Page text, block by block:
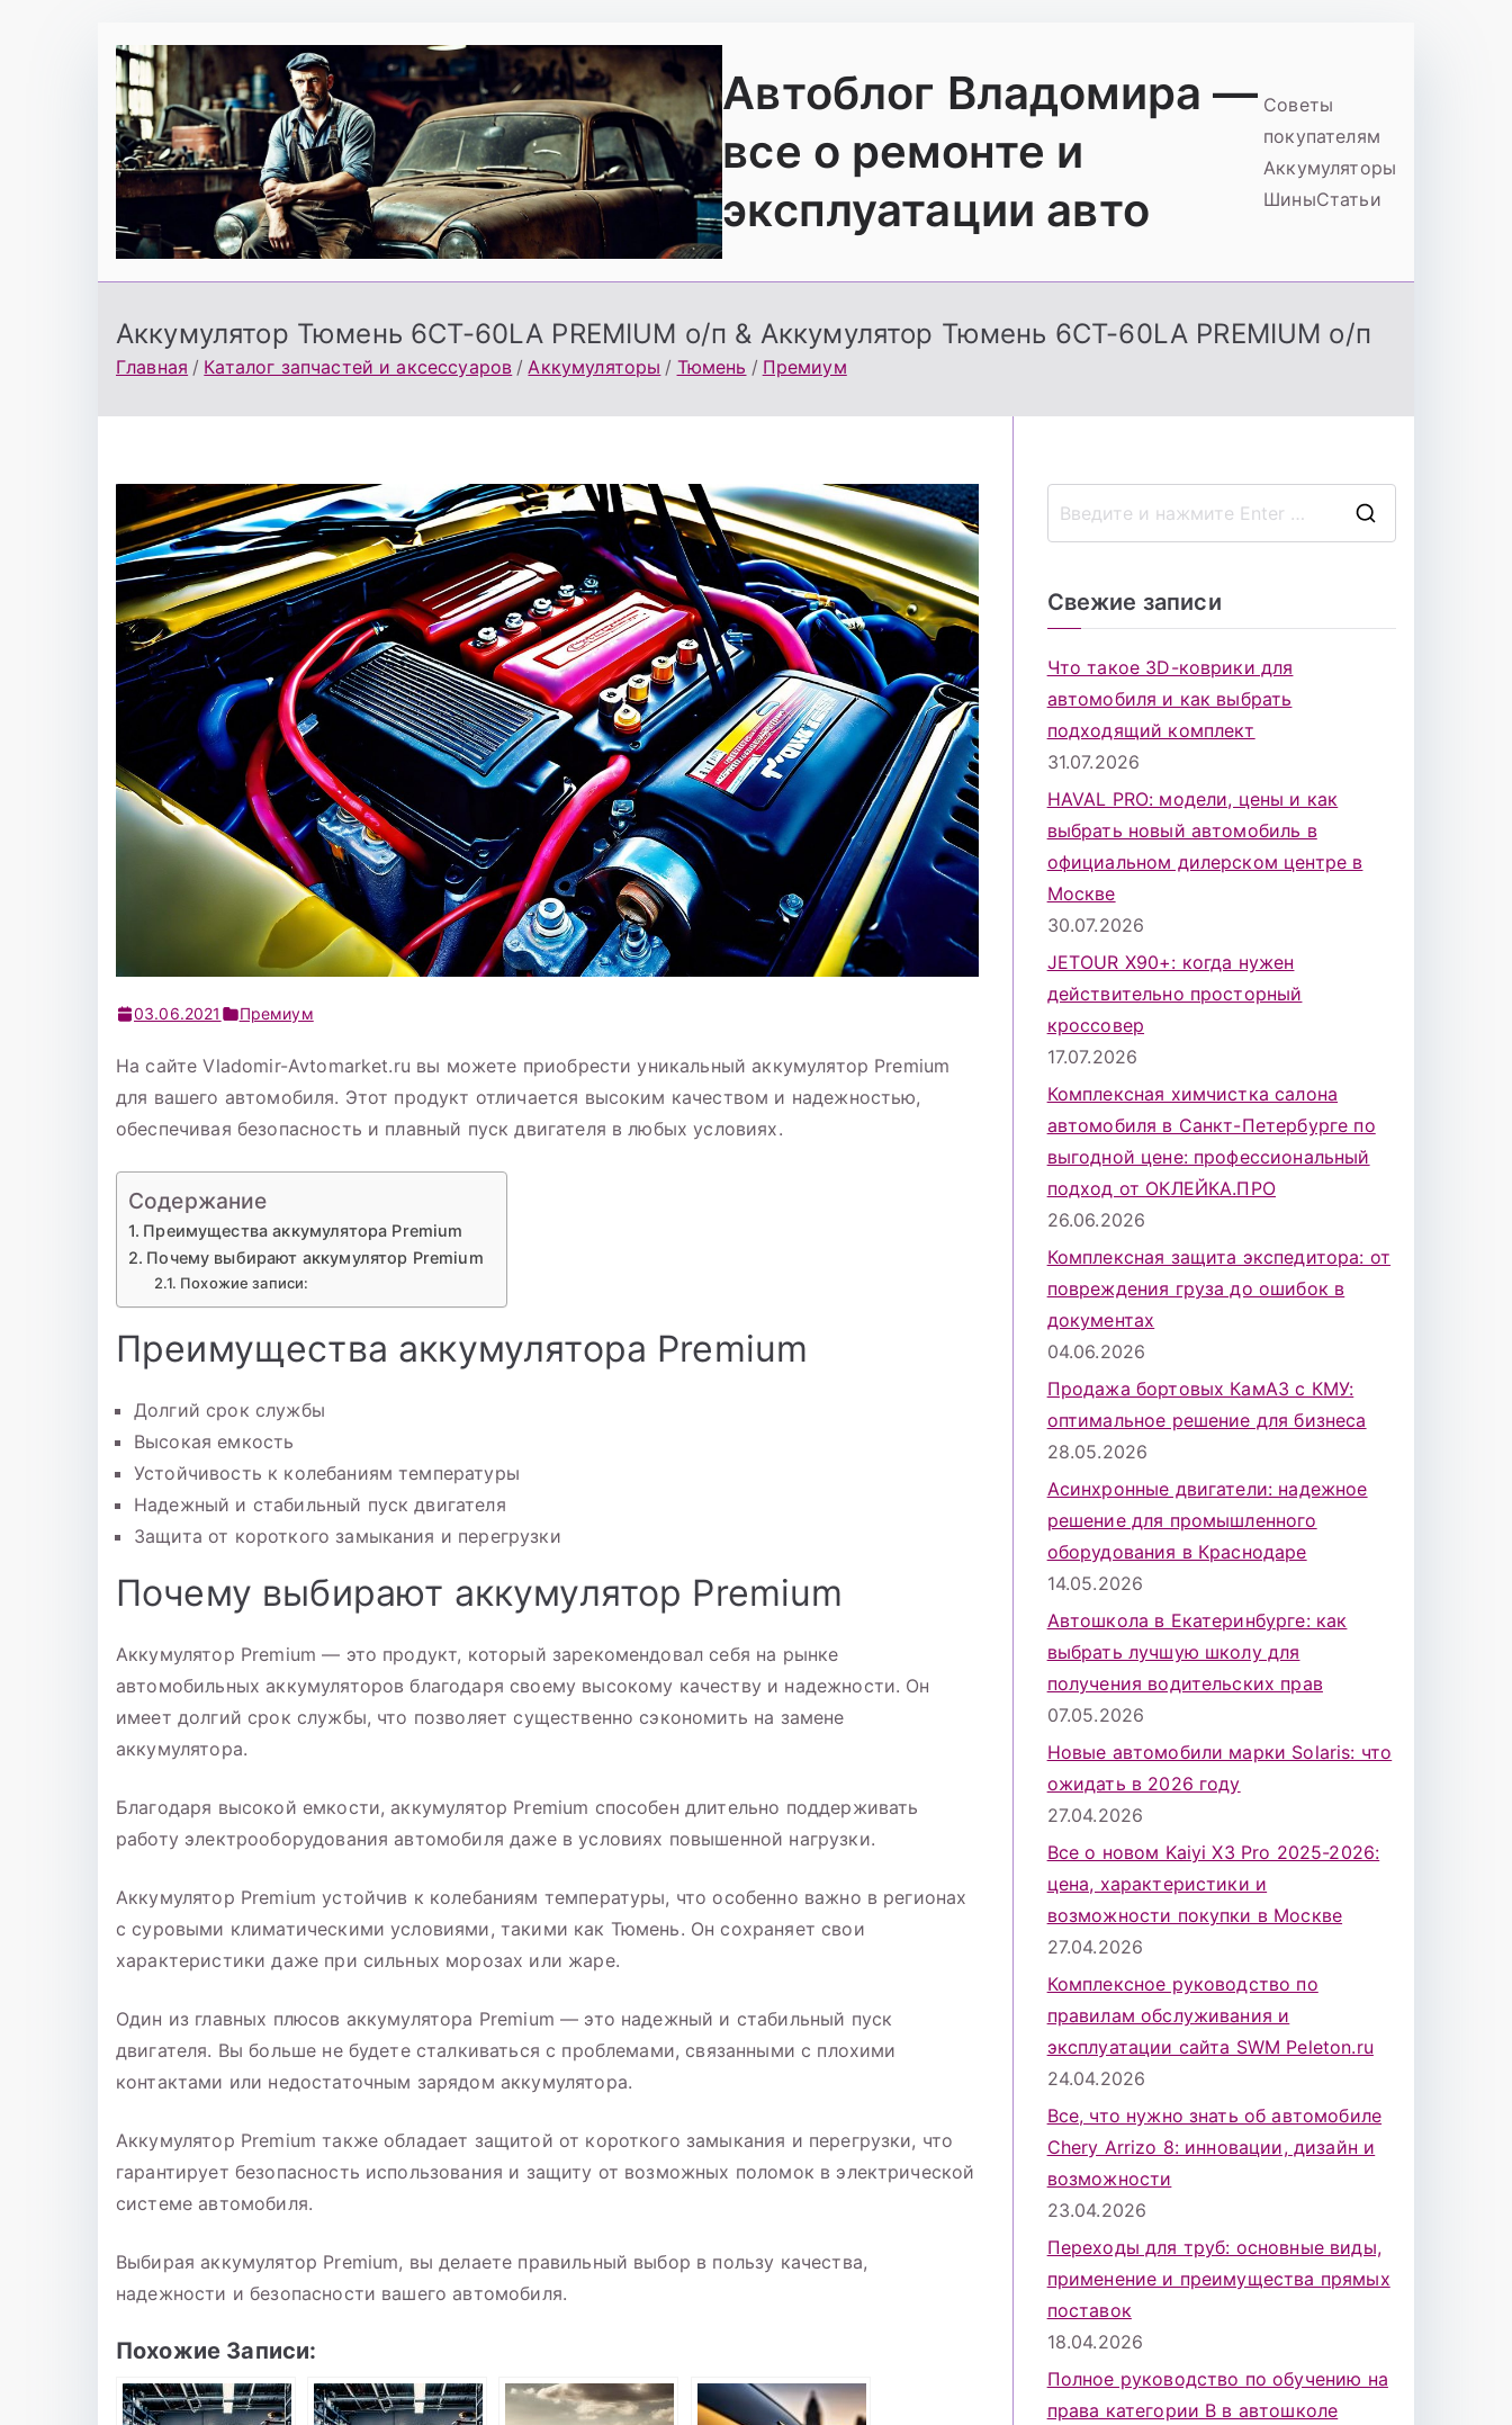
содержимому
Автоблог Владомира —
все о ремонте и
эксплуатации авто
Советы
покупателям
Аккумуляторы
ШиныСтатьи
Аккумулятор Тюмень 6СТ-60LA PREMIUM о/п & Аккумулятор Тюмень 6СТ-60LA PREMIUM о/п
Главная Каталог запчастей и аксессуаров Аккумуляторы Тюмень Премиум
03.06.2021 Премиум
На сайте Vladomir-Avtomarket.ru вы можете приобрести уникальный аккумулятор Premium
для вашего автомобиля. Этот продукт отличается высоким качеством и надежностью,
обеспечивая безопасность и плавный пуск двигателя в любых условиях.
Содержание
Преимущества аккумулятора Premium
Почему выбирают аккумулятор Premium
Похожие записи:
Преимущества аккумулятора Premium
Долгий срок службы
Высокая емкость
Устойчивость к колебаниям температуры
Надежный и стабильный пуск двигателя
Защита от короткого замыкания и перегрузки
Почему выбирают аккумулятор Premium
Аккумулятор Premium — это продукт, который зарекомендовал себя на рынке
автомобильных аккумуляторов благодаря своему высокому качеству и надежности. Он
имеет долгий срок службы, что позволяет существенно сэкономить на замене
аккумулятора.
Благодаря высокой емкости, аккумулятор Premium способен длительно поддерживать
работу электрооборудования автомобиля даже в условиях повышенной нагрузки.
Аккумулятор Premium устойчив к колебаниям температуры, что особенно важно в регионах
с суровыми климатическими условиями, такими как Тюмень. Он сохраняет свои
характеристики даже при сильных морозах или жаре.
Один из главных плюсов аккумулятора Premium — это надежный и стабильный пуск
двигателя. Вы больше не будете сталкиваться с проблемами, связанными с плохими
контактами или недостаточным зарядом аккумулятора.
Аккумулятор Premium также обладает защитой от короткого замыкания и перегрузки, что
гарантирует безопасность использования и защиту от возможных поломок в электрической
системе автомобиля.
Выбирая аккумулятор Premium, вы делаете правильный выбор в пользу качества,
надежности и безопасности вашего автомобиля.
Похожие Записи:
Свежие записи
Что такое 3D-коврики для
автомобиля и как выбрать
подходящий комплект
31.07.2026
HAVAL PRO: модели, цены и как
выбрать новый автомобиль в
официальном дилерском центре в
Москве
30.07.2026
JETOUR X90+: когда нужен
действительно просторный
кроссовер
17.07.2026
Комплексная химчистка салона
автомобиля в Санкт-Петербурге по
выгодной цене: профессиональный
подход от ОКЛЕЙКА.ПРО
26.06.2026
Комплексная защита экспедитора: от
повреждения груза до ошибок в
документах
04.06.2026
Продажа бортовых КамАЗ с КМУ:
оптимальное решение для бизнеса
28.05.2026
Асинхронные двигатели: надежное
решение для промышленного
оборудования в Краснодаре
14.05.2026
Автошкола в Екатеринбурге: как
выбрать лучшую школу для
получения водительских прав
07.05.2026
Новые автомобили марки Solaris: что
ожидать в 2026 году
27.04.2026
Все о новом Kaiyi X3 Pro 2025-2026:
цена, характеристики и
возможности покупки в Москве
27.04.2026
Комплексное руководство по
правилам обслуживания и
эксплуатации сайта SWM Peleton.ru
24.04.2026
Все, что нужно знать об автомобиле
Chery Arrizo 8: инновации, дизайн и
возможности
23.04.2026
Переходы для труб: основные виды,
применение и преимущества прямых
поставок
18.04.2026
Полное руководство по обучению на
права категории B в автошколе